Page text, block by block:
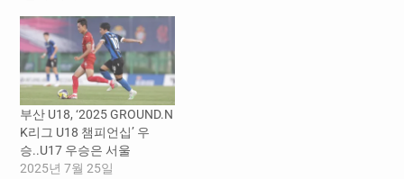
부산 U18, ‘2025 GROUND.N
K리그 U18 챔피언십’ 우
승..U17 우승은 서울
2025년 7월 25일